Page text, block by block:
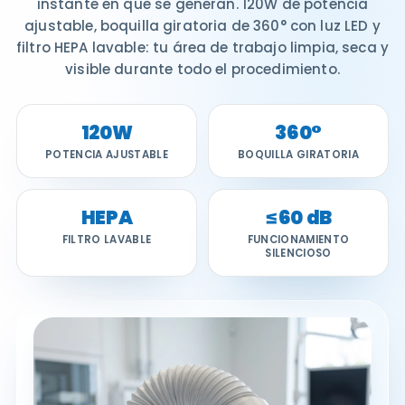
instante en que se generan. 120W de potencia
ajustable, boquilla giratoria de 360° con luz LED y
filtro HEPA lavable: tu área de trabajo limpia, seca y
visible durante todo el procedimiento.
120W
POTENCIA AJUSTABLE
360°
BOQUILLA GIRATORIA
HEPA
FILTRO LAVABLE
≤60 dB
FUNCIONAMIENTO
SILENCIOSO